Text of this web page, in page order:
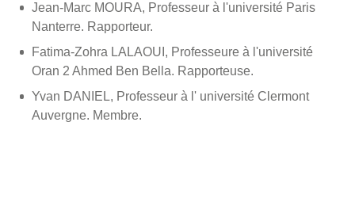
Jean-Marc MOURA, Professeur à l'université Paris
Nanterre. Rapporteur.
Fatima-Zohra LALAOUI, Professeure à l'université
Oran 2 Ahmed Ben Bella. Rapporteuse.
Yvan DANIEL, Professeur à l' université Clermont
Auvergne. Membre.